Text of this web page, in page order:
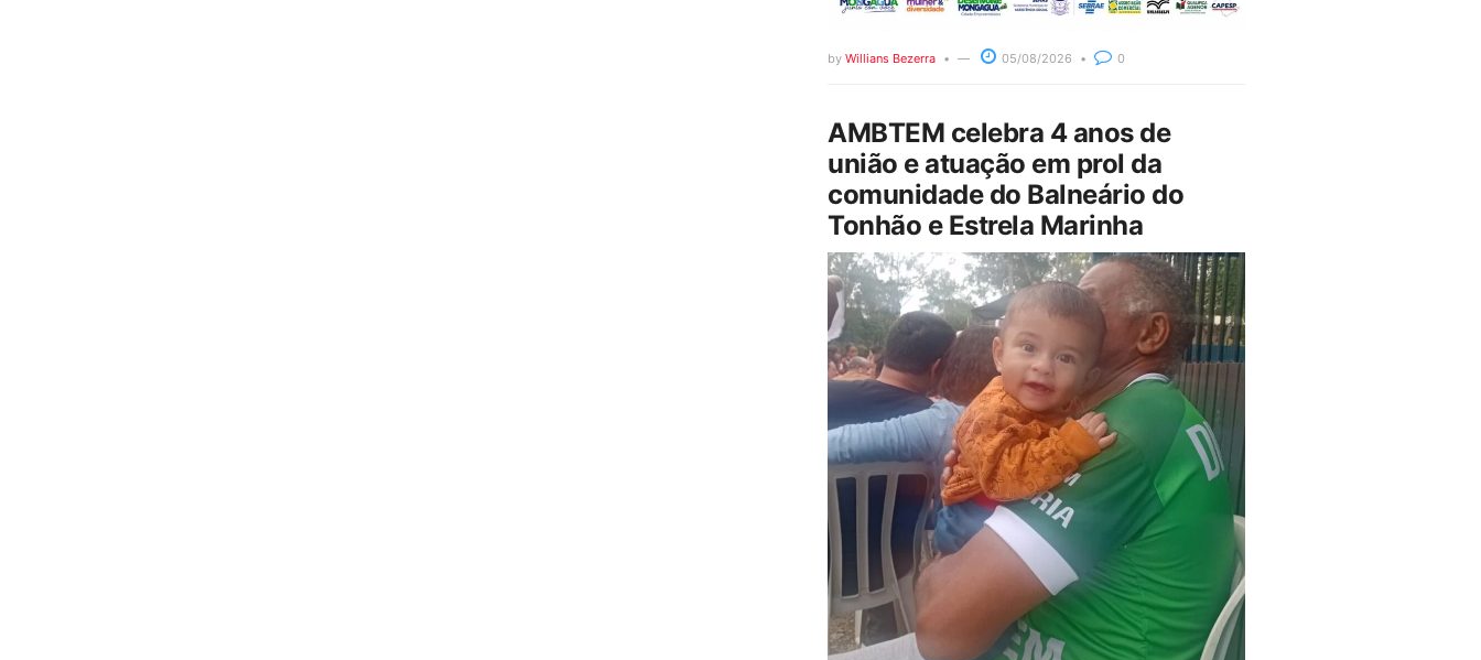
by Willians Bezerra 05/08/2026 0
AMBTEM celebra 4 anos de
união e atuação em prol da
comunidade do Balneário do
Tonhão e Estrela Marinha